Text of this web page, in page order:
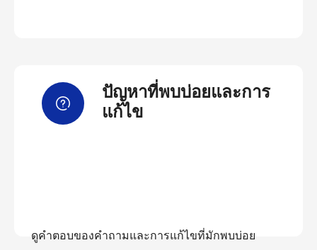
ปัญหาที่พบบ่อยและการ
แก้ไข
ดูคำตอบของคำถามและการแก้ไขที่มักพบบ่อย